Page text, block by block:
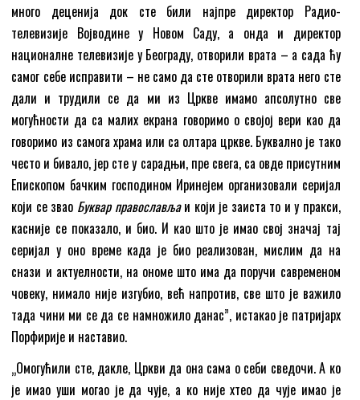
много деценија док сте били најпре директор Радио-
телевизије Војводине у Новом Саду, а онда и директор
националне телевизије у Београду, отворили врата – а сада ћу
самог себе исправити – не само да сте отворили врата него сте
дали и трудили се да ми из Цркве имамо апсолутно све
могућности да са малих екрана говоримо о својој вери као да
говоримо из самога храма или са олтара цркве. Буквално је тако
често и бивало, јер сте у сарадњи, пре свега, са овде присутним
Епископом бачким господином Иринејем организовали серијал
који се звао Буквар православљаи који је заиста то и у пракси,
касније се показало, и био. И као што је имао свој значај тај
серијал у оно време када је био реализован, мислим да на
снази и актуелности, на ономе што има да поручи савременом
човеку, нимало није изгубио, већ напротив, све што је важило
тада чини ми се да се намножило данас”, истакао је патријарх
Порфирије и наставио.
„Омогућили сте, дакле, Цркви да она сама о себи сведочи. А ко
је имао уши могао је да чује, а ко није хтео да чује имао је